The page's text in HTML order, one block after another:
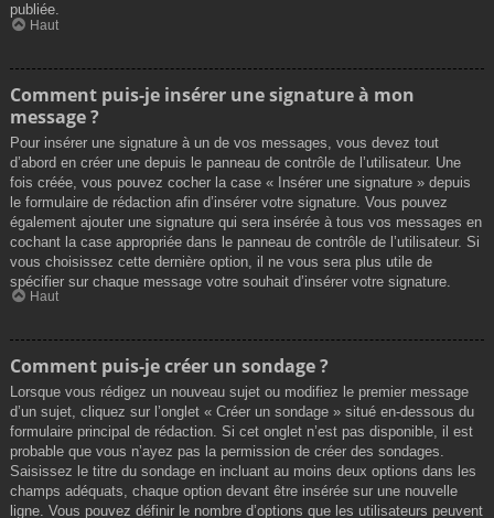
publiée.
Haut
Comment puis-je insérer une signature à mon
message ?
Pour insérer une signature à un de vos messages, vous devez tout
d’abord en créer une depuis le panneau de contrôle de l’utilisateur. Une
fois créée, vous pouvez cocher la case « Insérer une signature » depuis
le formulaire de rédaction afin d’insérer votre signature. Vous pouvez
également ajouter une signature qui sera insérée à tous vos messages en
cochant la case appropriée dans le panneau de contrôle de l’utilisateur. Si
vous choisissez cette dernière option, il ne vous sera plus utile de
spécifier sur chaque message votre souhait d’insérer votre signature.
Haut
Comment puis-je créer un sondage ?
Lorsque vous rédigez un nouveau sujet ou modifiez le premier message
d’un sujet, cliquez sur l’onglet « Créer un sondage » situé en-dessous du
formulaire principal de rédaction. Si cet onglet n’est pas disponible, il est
probable que vous n’ayez pas la permission de créer des sondages.
Saisissez le titre du sondage en incluant au moins deux options dans les
champs adéquats, chaque option devant être insérée sur une nouvelle
ligne. Vous pouvez définir le nombre d’options que les utilisateurs peuvent